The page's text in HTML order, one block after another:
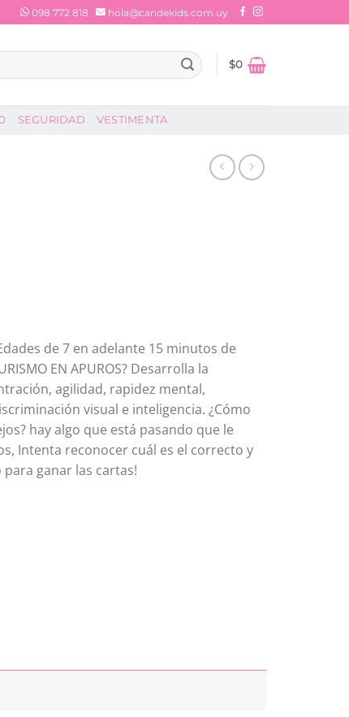
098 772 818 hola@candekids.com.uy
$0
SEGURIDAD VESTIMENTA
de 7 en adelante 15 minutos de
EN APUROS? Desarrolla la
agilidad, rapidez mental,
visual e inteligencia. ¿Cómo
hay algo que está pasando que le
Intenta reconocer cuál es el correcto y
ganar las cartas!